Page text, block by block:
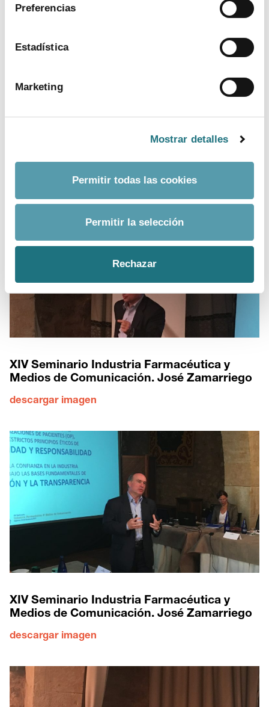
Preferencias
Estadística
Marketing
Mostrar detalles
Permitir todas las cookies
Permitir la selección
Rechazar
descargar imagen
XIV Seminario Industria Farmacéutica y
Medios de Comunicación. José Zamarriego
descargar imagen
XIV Seminario Industria Farmacéutica y
Medios de Comunicación. José Zamarriego
descargar imagen